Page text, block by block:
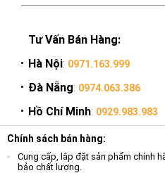
Tư Vấn Bán Hàng:
Hà Nội: 0971.163.999
Đà Nẵng: 0974.063.386
Hồ Chí Minh: 0929.983.983
Chính sách bán hàng:
Cung cấp, lắp đặt sản phẩm chính
bảo chất lượng.